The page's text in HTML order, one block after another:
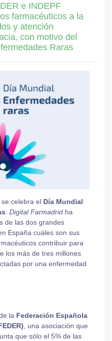
e INDEPF
farmacéuticos a la
y atención
con motivo del
Raras
celebra el Día Mundial
. Digital Farmadrid ha
de las dos grandes
España cuáles son sus
contribuir para
los más de tres millones
por una enfermedad
la Federación Española
, una asociación que
que sólo el 5% de las